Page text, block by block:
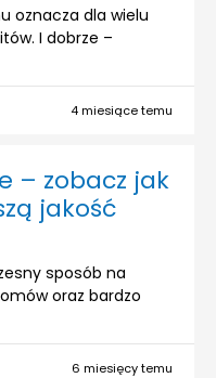
oznacza dla wielu
I dobrze –
4 miesiące temu
– zobacz jak
jakość
sposób na
oraz bardzo
6 miesięcy temu